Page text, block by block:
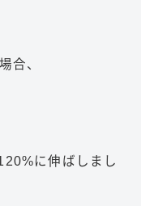
合、
に伸ばしまし